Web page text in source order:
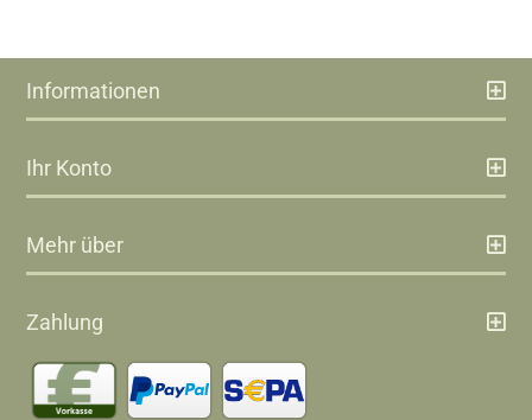
Informationen
Ihr Konto
Mehr über
Zahlung